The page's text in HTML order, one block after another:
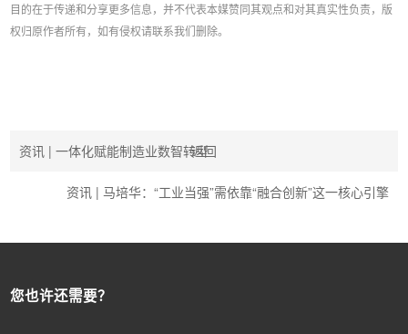
目的在于传递和分享更多信息，并不代表本媒赞同其观点和对其真实性负责，版
权归原作者所有，如有侵权请联系我们删除。
资讯 | 一体化赋能制造业数智转型
返回
资讯 | 马培华：“工业当强”需依靠“融合创新”这一核心引擎
您也许还需要？